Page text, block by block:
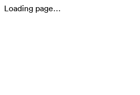
Loading page…